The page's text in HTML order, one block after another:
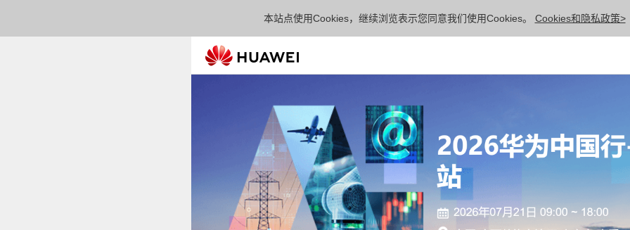
本站点使用Cookies，继续浏览表示您同意我们使用Cookies。 Cookies和隐私政策>